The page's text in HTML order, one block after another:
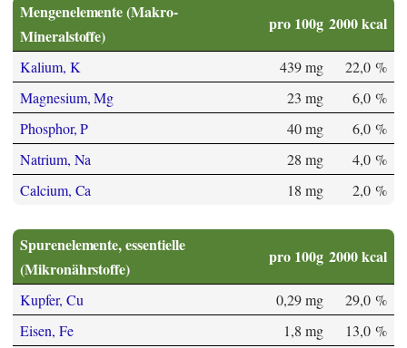
Mengenelemente (Makro-
Mineralstoffe)
pro 100g 2000 kcal
Kalium, K 439 mg
22,0 %
Magnesium, Mg
23 mg
6,0 %
Phosphor, P
40 mg
6,0 %
Natrium, Na
28 mg
4,0 %
Calcium, Ca
18 mg 2,0 %
Spurenelemente, essentielle
(Mikronährstoffe)
pro 100g 2000 kcal
Kupfer, Cu 0,29 mg
29,0 %
Eisen, Fe
1,8 mg 13,0 %